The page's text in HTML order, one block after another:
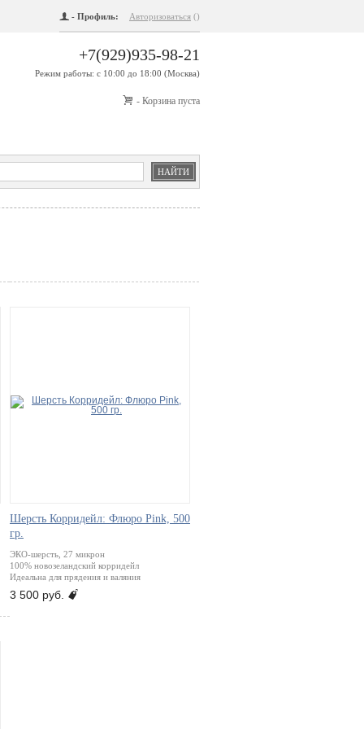
f - Профиль: Авторизоваться ()
+7(929)935-98-21
Режим работы: с 10:00 до 18:00 (Москва)
i - Корзина пуста
Шерсть Корридейл: Флюро Pink, 500
гр.
ЭКО-шерсть, 27 микрон
100% новозеландский корридейл
Идеальна для прядения и валяния
3 500 руб. J